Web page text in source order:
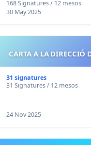
168 Signatures / 12 mesos
30 May 2025
CARTA A LA DIRECCIÓ
31 signatures
31 Signatures / 12 mesos
24 Nov 2025